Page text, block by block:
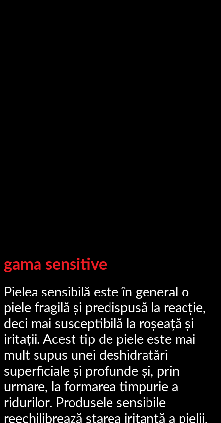
gama sensitive
Pielea sensibilă este în general o
piele fragilă și predispusă la reacție,
deci mai susceptibilă la roșeață și
iritații. Acest tip de piele este mai
mult supus unei deshidratări
superficiale și profunde și, prin
urmare, la formarea timpurie a
ridurilor. Produsele sensibile
reechilibrează starea iritantă a pielii,